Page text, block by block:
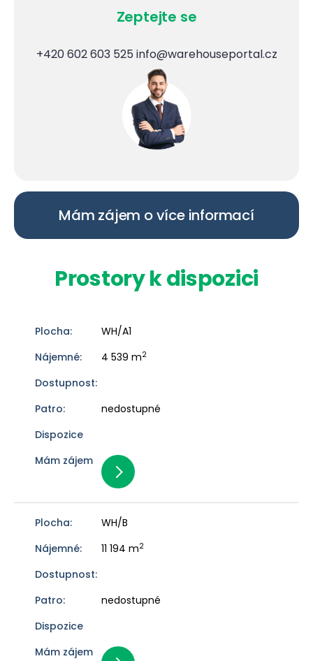
Zeptejte se
+420 602 603 525 info@warehouseportal.cz
Mám zájem o více informací
Prostory k dispozici
WH/A1
4 539 m2
nedostupné
WH/B
11 194 m2
nedostupné